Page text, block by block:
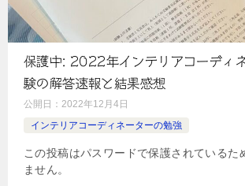
保護中: 2022年インテリアコーディ
験の解答速報と結果感想
公開日： 2022年12月4日
インテリアコーディネーターの勉強
この投稿はパスワードで保護されているた
ません。